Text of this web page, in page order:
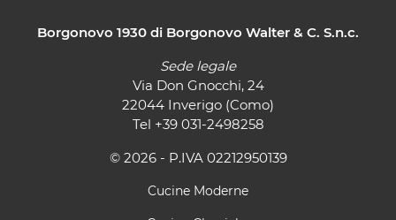
Borgonovo 1930 di Borgonovo Walter & C. S.n.c.
Sede legale
Via Don Gnocchi, 24
22044 Inverigo (Como)
Tel +39 031-2498258
© 2026 - P.IVA 02212950139
Cucine Moderne